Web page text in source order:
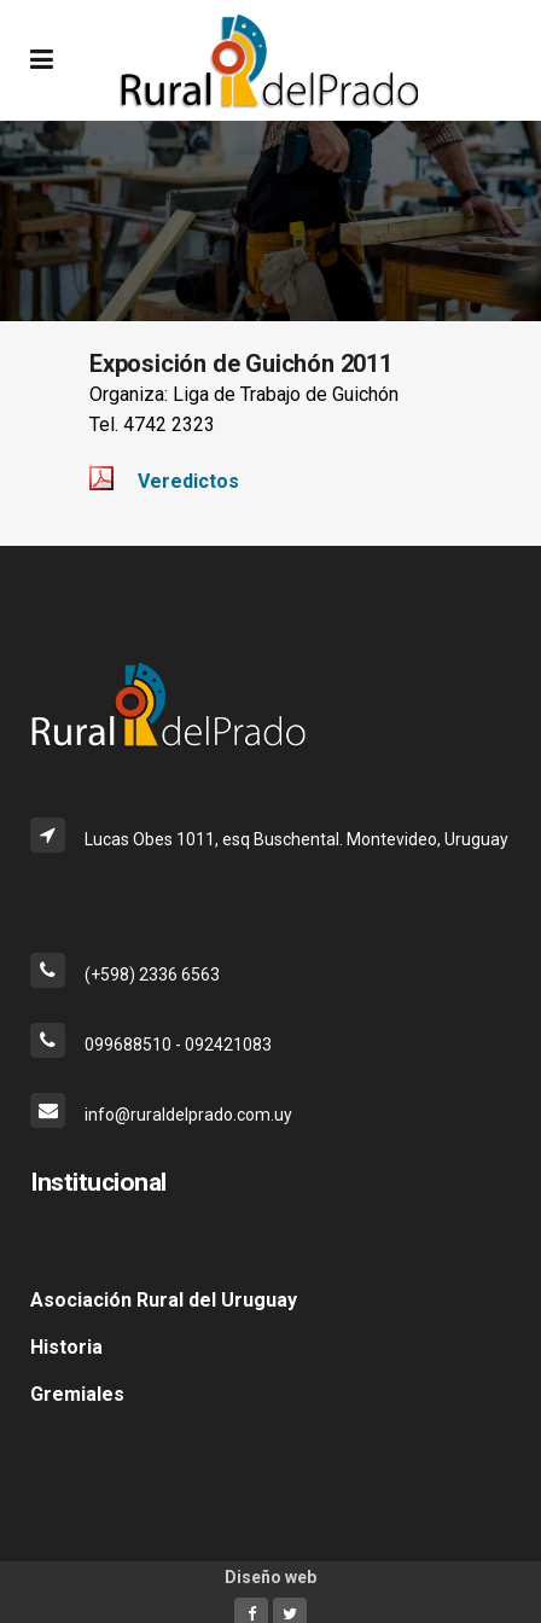
Exposición de Guichón 2011
Organiza: Liga de Trabajo de Guichón
Tel. 4742 2323
Veredictos
Lucas Obes 1011, esq Buschental. Montevideo, Uruguay
(+598) 2336 6563
099688510 - 092421083
info@ruraldelprado.com.uy
Institucional
Asociación Rural del Uruguay
Historia
Gremiales
Diseño web